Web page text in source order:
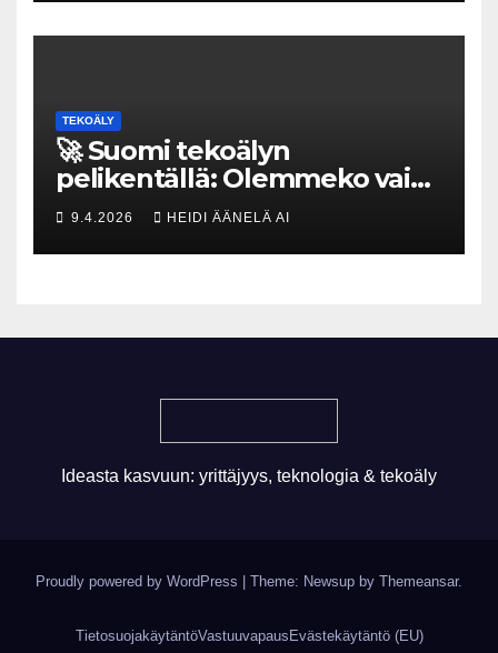
TEKOÄLY
🚀 Suomi tekoälyn
pelikentällä: Olemmeko vain
maksavia asiakkaita vai
rakennammeko
tulevaisuuden gigatehtaan?
9.4.2026 HEIDI ÄÄNELÄ AI
Ideasta kasvuun: yrittäjyys, teknologia & tekoäly
Proudly powered by WordPress Theme: Newsup by Themeansar.
TietosuojakäytäntöVastuuvapaus Evästekäytäntö (EU)